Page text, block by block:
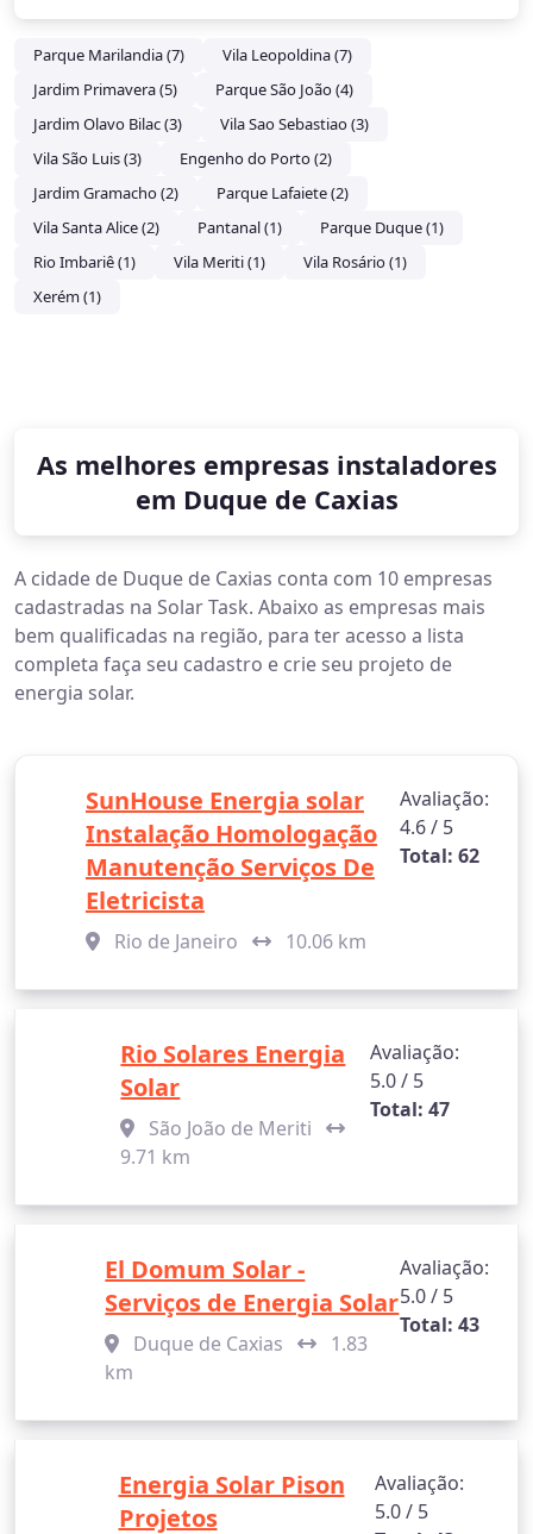
Parque Marilandia (7)
Vila Leopoldina (7)
Jardim Primavera (5)
Parque São João (4)
Jardim Olavo Bilac (3)
Vila Sao Sebastiao (3)
Vila São Luis (3)
Engenho do Porto (2)
Jardim Gramacho (2)
Parque Lafaiete (2)
Vila Santa Alice (2)
Pantanal (1)
Parque Duque (1)
Rio Imbariê (1)
Vila Meriti (1)
Vila Rosário (1)
Xerém (1)
As melhores empresas instaladores
em Duque de Caxias
A cidade de Duque de Caxias conta com 10 empresas
cadastradas na Solar Task. Abaixo as empresas mais
bem qualificadas na região, para ter acesso a lista
completa faça seu cadastro e crie seu projeto de
energia solar.
SunHouse Energia solar
Instalação Homologação
Manutenção Serviços De
Eletricista
Rio de Janeiro 10.06 km
Avaliação:
4.6 / 5
Total: 62
Rio Solares Energia
Solar
São João de Meriti
9.71 km
Avaliação:
5.0 / 5
Total: 47
El Domum Solar -
Serviços de Energia Solar
Duque de Caxias
1.83
km
Avaliação:
5.0 / 5
Total: 43
Energia Solar Pison
Projetos
Avaliação:
5.0 / 5